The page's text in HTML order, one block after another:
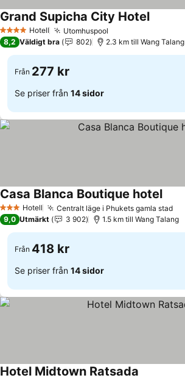
4 StjärnorHotell Utomhuspool
Grand Supicha City Hotel
8,2 Väldigt bra 802 2.3 km till Wang Talang
Från 277 kr
Se priser från 14 sidor
3 StjärnorHotell Centralt läge i Phukets gamla stad
Casa Blanca Boutique hotel
9,0 Utmärkt 3 902 1.5 km till Wang Talang
Från 418 kr
Se priser från 14 sidor
Hotel Midtown Ratsada